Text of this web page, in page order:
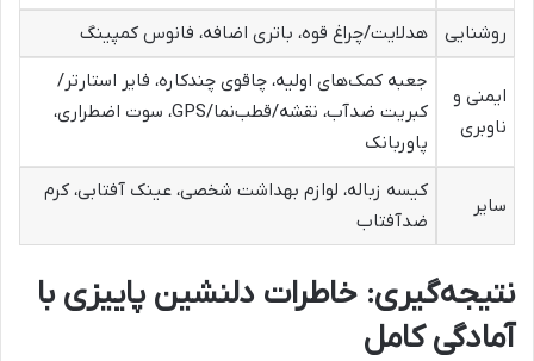
روشنایی
هدلایت/چراغ قوه، باتری اضافه، فانوس کمپینگ
ایمنی و
ناوبری
جعبه کمک‌های اولیه، چاقوی چندکاره، فایر استارتر/
کبریت ضدآب، نقشه/قطب‌نما/GPS، سوت اضطراری،
پاوربانک
سایر
کیسه زباله، لوازم بهداشت شخصی، عینک آفتابی، کرم
ضدآفتاب
نتیجه‌گیری: خاطرات دلنشین پاییزی با
آمادگی کامل